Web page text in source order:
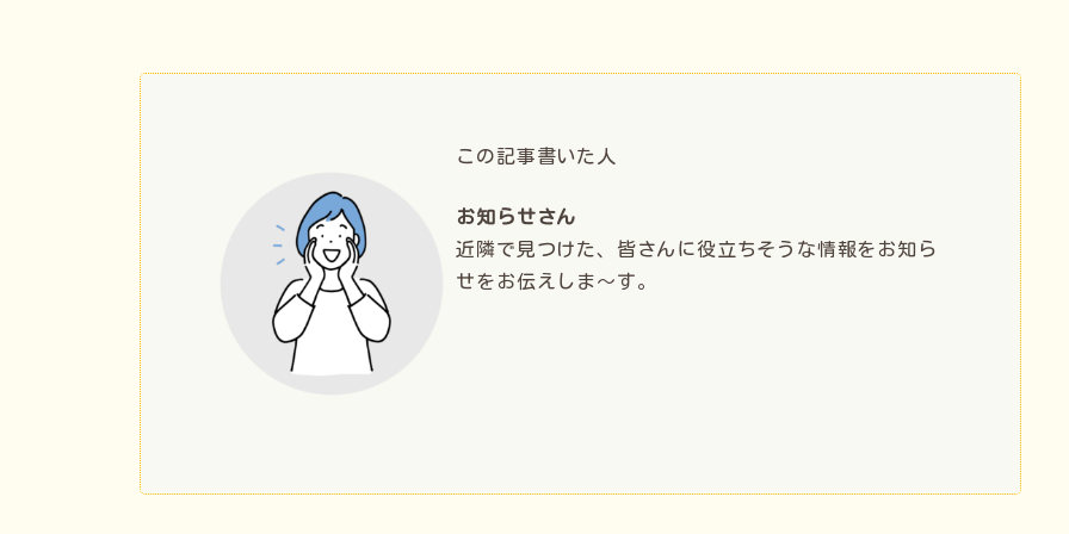
この記事書いた人
お知らせさん
近隣で見つけた、皆さんに役立ちそうな情報をお知ら
せをお伝えしま〜す。